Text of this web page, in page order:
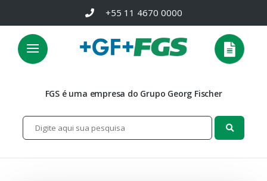
+55 11 4670 0000
FGS é uma empresa do Grupo Georg Fischer